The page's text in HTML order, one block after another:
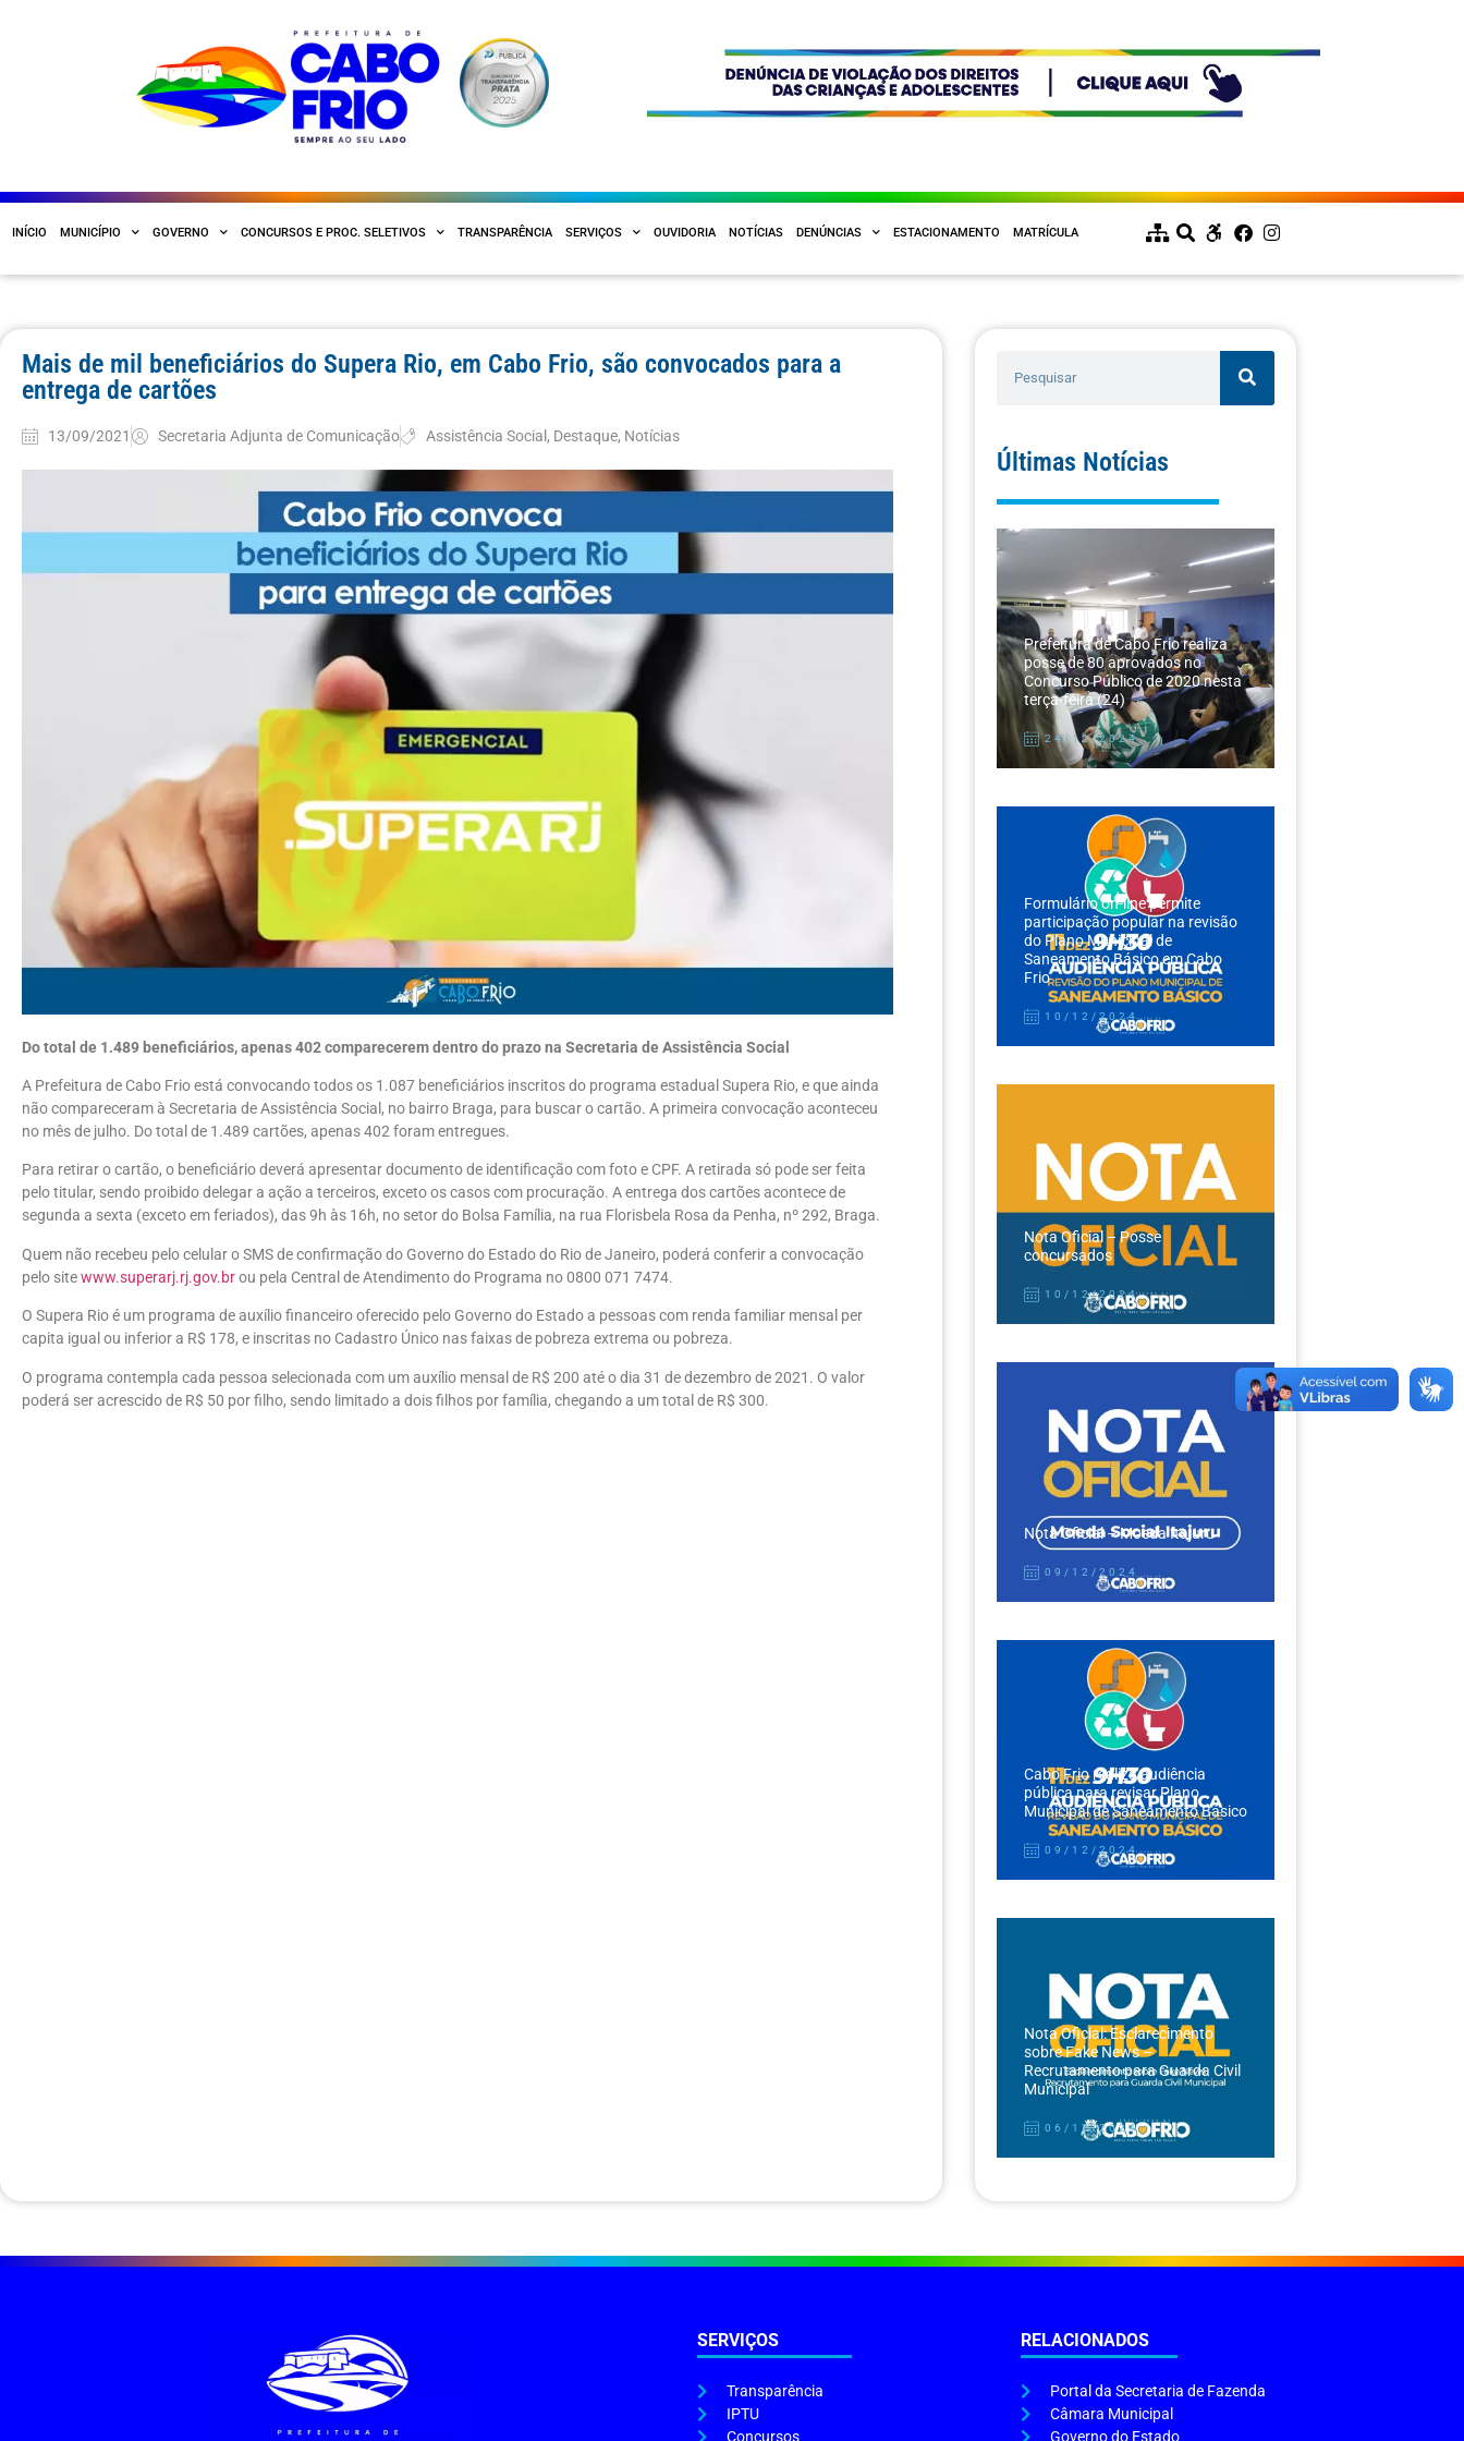
INÍCIO MUNICÍPIO GOVERNO CONCURSOS E PROC. SELETIVOS TRANSPARÊNCIA SERVIÇOS OUVIDORIA NOTÍCIAS DENÚNCIAS ESTACIONAMENTO MATRÍCULA
Mais de mil beneficiários do Supera Rio, em Cabo Frio, são convocados para a
entrega de cartões
13/09/2021 Secretaria Adjunta de Comunicação Assistência Social , Destaque, Notícias
Do total de 1.489 beneficiários, apenas 402 comparecerem dentro do prazo na Secretaria de Assistência Social
A Prefeitura de Cabo Frio está convocando todos os 1.087 beneficiários inscritos do programa estadual Supera Rio, e que ainda
não compareceram à Secretaria de Assistência Social, no bairro Braga, para buscar o cartão. A primeira convocação aconteceu
no mês de julho. Do total de 1.489 cartões, apenas 402 foram entregues.
Para retirar o cartão, o beneficiário deverá apresentar documento de identificação com foto e CPF. A retirada só pode ser feita
pelo titular, sendo proibido delegar a ação a terceiros, exceto os casos com procuração. A entrega dos cartões acontece de
segunda a sexta (exceto em feriados), das 9h às 16h, no setor do Bolsa Família, na rua Florisbela Rosa da Penha, nº 292, Braga.
Quem não recebeu pelo celular o SMS de confirmação do Governo do Estado do Rio de Janeiro, poderá conferir a convocação
pelo sitewww.superarj.rj.gov.brou pela Central de Atendimento do Programa no 0800 071 7474.
O Supera Rio é um programa de auxílio financeiro oferecido pelo Governo do Estado a pessoas com renda familiar mensal per
capita igual ou inferior a R$ 178, e inscritas no Cadastro Único nas faixas de pobreza extrema ou pobreza.
O programa contempla cada pessoa selecionada com um auxílio mensal de R$ 200 até o dia 31 de dezembro de 2021. O valor
poderá ser acrescido de R$ 50 por filho, sendo limitado a dois filhos por família, chegando a um total de R$ 300.
Últimas Notícias
Prefeitura de Cabo Frio realiza
posse de 80 aprovados no
Concurso Público de 2020 nesta
terça-feira (24)
24/12/2024
Formulário on-line permite
participação popular na revisão
do Plano Municipal de
Saneamento Básico em Cabo
Frio
10/12/2024
Nota Oficial – Posse
concursados
10/12/2024
Nota Oficial – Moeda Itajuru
09/12/2024
Cabo Frio realiza audiência
pública para revisar Plano
Municipal de Saneamento Básico
09/12/2024
Nota Oficial: Esclarecimento
sobre Fake News –
Recrutamento para Guarda Civil
Municipal
06/12/2024
SERVIÇOS
Transparência
IPTU
Concursos
RELACIONADOS
Portal da Secretaria de Fazenda
Câmara Municipal
Governo do Estado